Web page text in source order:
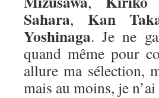
Sahara, Kan
Yoshinaga. Je ne
quand même pour
allure ma sélection,
mais au moins, je